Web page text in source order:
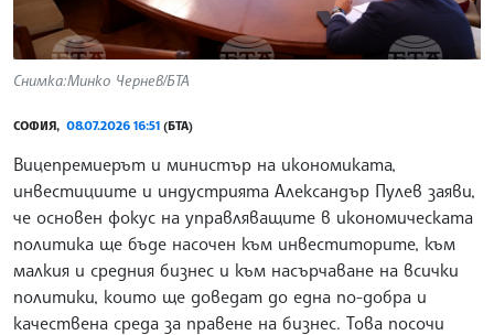
Снимка:Минко Чернев/БТА
СОФИЯ, 08.07.2026 16:51 (БТА)
Вицепремиерът и министър на икономиката,
инвестициите и индустрията Александър Пулев заяви,
че основен фокус на управляващите в икономическата
политика ще бъде насочен към инвеститорите, към
малкия и средния бизнес и към насърчаване на всички
политики, които ще доведат до една по-добра и
качествена среда за правене на бизнес. Това посочи